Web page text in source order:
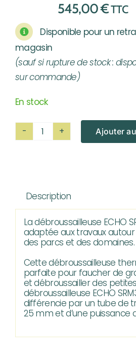
545,00€TTC
Disponible pour un
magasin
(sauf si rupture de stock :
sur commande)
En stock
quantité
SRM
301
TESU
Ajouter
Description
La débroussailleuse ECHO
adaptée aux travaux
des parcs et des domaines.
Cette débroussailleuse
parfaite pour faucher de
et débroussailler des
débroussailleuse ECHO
différencie par un tube de
25 mm et d’une puissance